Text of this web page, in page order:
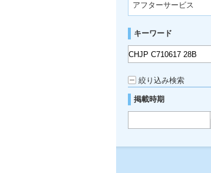
アフターサービス
キーワード
絞り込み検索
掲載時期